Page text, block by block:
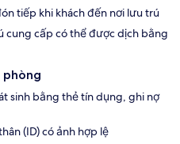
tiếp khi khách đến nơi lưu trú
cung cấp có thể được dịch bằng
phòng
sinh bằng thẻ tín dụng, ghi nợ
(ID) có ảnh hợp lệ